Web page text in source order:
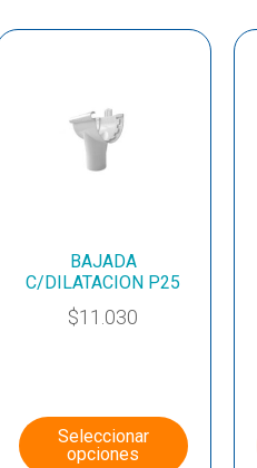
BAJADA
C/DILATACION P25
$11.030
Seleccionar
opciones